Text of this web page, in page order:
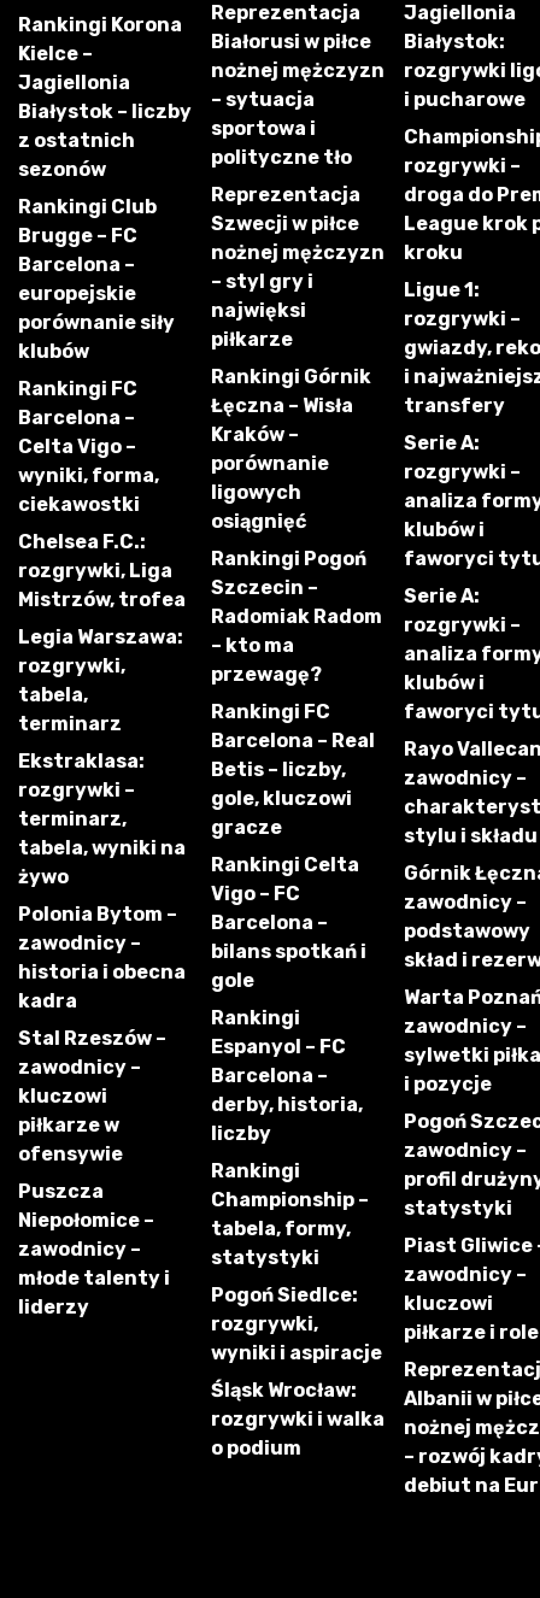
Rankingi Korona
Kielce –
Jagiellonia
Białystok – liczby
z ostatnich
sezonów
Rankingi Club
Brugge – FC
Barcelona –
europejskie
porównanie siły
klubów
Rankingi FC
Barcelona –
Celta Vigo –
wyniki, forma,
ciekawostki
Chelsea F.C.:
rozgrywki, Liga
Mistrzów, trofea
Legia Warszawa:
rozgrywki,
tabela,
terminarz
Ekstraklasa:
rozgrywki –
terminarz,
tabela, wyniki na
żywo
Polonia Bytom –
zawodnicy –
historia i obecna
kadra
Stal Rzeszów –
zawodnicy –
kluczowi
piłkarze w
ofensywie
Puszcza
Niepołomice –
zawodnicy –
młode talenty i
liderzy
Reprezentacja
Białorusi w piłce
nożnej mężczyzn
– sytuacja
sportowa i
polityczne tło
Reprezentacja
Szwecji w piłce
nożnej mężczyzn
– styl gry i
najwięksi
piłkarze
Rankingi Górnik
Łęczna – Wisła
Kraków –
porównanie
ligowych
osiągnięć
Rankingi Pogoń
Szczecin –
Radomiak Radom
– kto ma
przewagę?
Rankingi FC
Barcelona – Real
Betis – liczby,
gole, kluczowi
gracze
Rankingi Celta
Vigo – FC
Barcelona –
bilans spotkań i
gole
Rankingi
Espanyol – FC
Barcelona –
derby, historia,
liczby
Rankingi
Championship –
tabela, formy,
statystyki
Pogoń Siedlce:
rozgrywki,
wyniki i aspiracje
Śląsk Wrocław:
rozgrywki i walka
o podium
Jagiellonia
Białystok:
rozgrywki
i pucharowe
rozgrywki –
droga do
League krok
kroku
Ligue 1:
rozgrywki –
gwiazdy,
i
transfery
Serie A:
rozgrywki –
analiza
klubów i
faworyci
Serie A:
rozgrywki –
analiza
klubów i
faworyci
Rayo
zawodnicy –
stylu i składu
Górnik
zawodnicy –
podstawowy
skład i
Warta
zawodnicy –
sylwetki
i pozycje
Pogoń
zawodnicy –
profil
statystyki
Piast Gliwice
zawodnicy –
kluczowi
piłkarze i role
Albanii w
nożnej
– rozwój
debiut na